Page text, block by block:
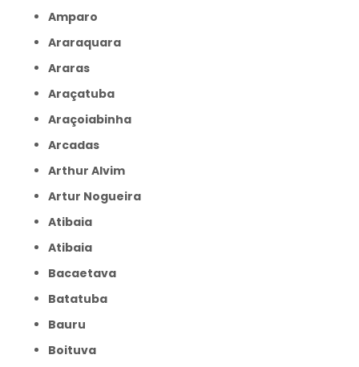
Amparo
Araraquara
Araras
Araçatuba
Araçoiabinha
Arcadas
Arthur Alvim
Artur Nogueira
Atibaia
Atibaia
Bacaetava
Batatuba
Bauru
Boituva